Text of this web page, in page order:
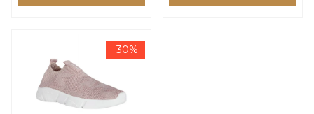
-30%